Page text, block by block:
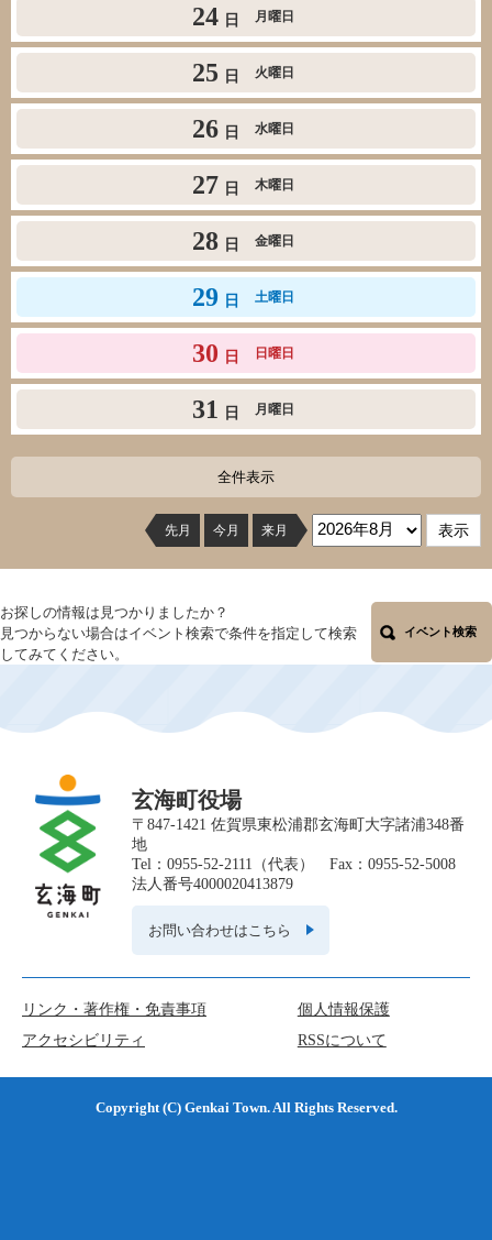
24 日 月曜日
25 日 火曜日
26 日 水曜日
27 日 木曜日
28 日 金曜日
29 日 土曜日
30 日 日曜日
31 日 月曜日
全件表示
先月 今月 来月
お探しの情報は見つかりましたか？
見つからない場合はイベント検索で条件を指定して検索
してみてください。
イベント検索
玄海町役場
〒847-1421 佐賀県東松浦郡玄海町大字諸浦348番
地
Tel：0955-52-2111（代表） Fax：0955-52-5008
法人番号4000020413879
お問い合わせはこちら
リンク・著作権・免責事項
個人情報保護
アクセシビリティ
RSSについて
Copyright (C) Genkai Town. All Rights Reserved.